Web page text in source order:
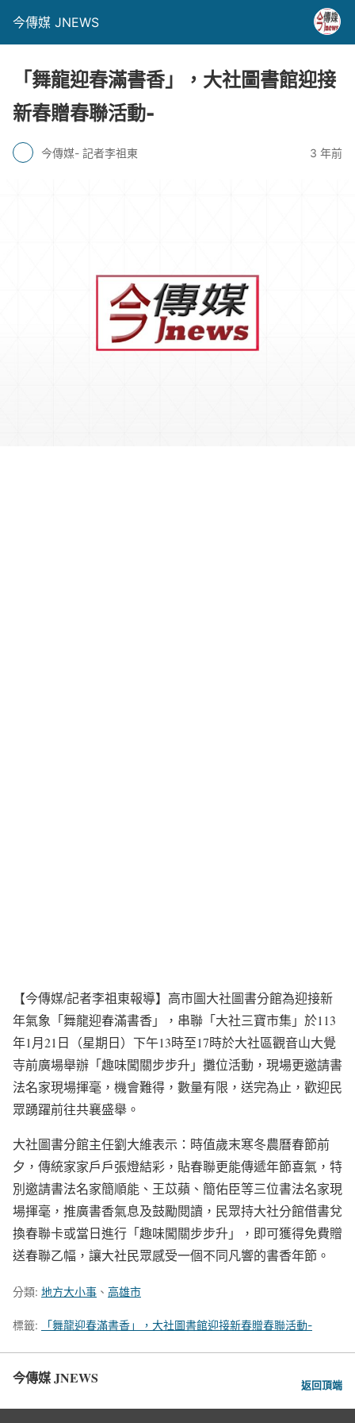
今傳媒 JNEWS
「舞龍迎春滿書香」，大社圖書館迎接
新春贈春聯活動-
今傳媒- 記者李祖東 3 年前
【今傳媒/記者李祖東報導】高市圖大社圖書分館為迎接新
年氣象「舞龍迎春滿書香」，串聯「大社三寶市集」於113
年1月21日（星期日）下午13時至17時於大社區觀音山大覺
寺前廣場舉辦「趣味闖關步步升」攤位活動，現場更邀請書
法名家現場揮毫，機會難得，數量有限，送完為止，歡迎民
眾踴躍前往共襄盛舉。
大社圖書分館主任劉大維表示：時值歲末寒冬農曆春節前
夕，傳統家家戶戶張燈結彩，貼春聯更能傳遞年節喜氣，特
別邀請書法名家簡順能、王苡蘋、簡佑臣等三位書法名家現
場揮毫，推廣書香氣息及鼓勵閱讀，民眾持大社分館借書兌
換春聯卡或當日進行「趣味闖關步步升」，即可獲得免費贈
送春聯乙幅，讓大社民眾感受一個不同凡響的書香年節。
分類: 地方大小事 、 高雄市
標籤: 「舞龍迎春滿書香」，大社圖書館迎接新春贈春聯活動-
今傳媒 JNEWS 返回頂端